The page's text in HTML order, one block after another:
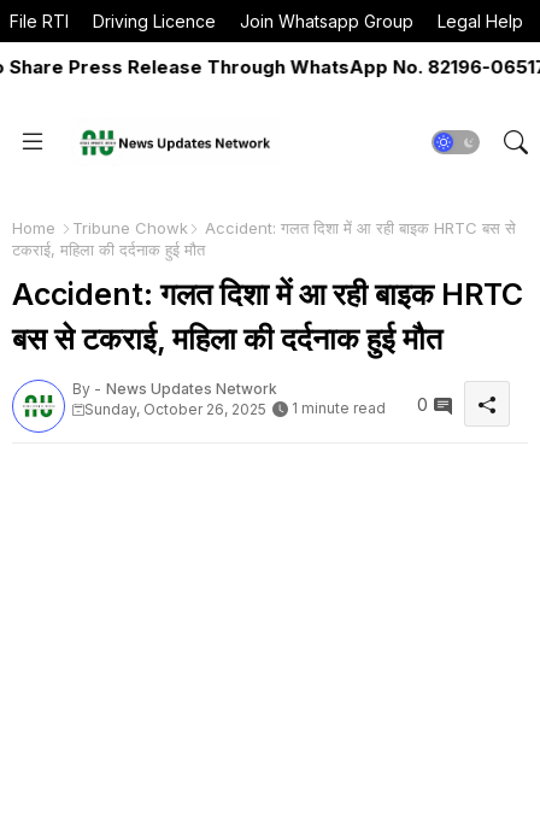
File RTI Driving Licence Join Whatsapp Group Legal Help
Release Through WhatsApp No. 82196-06517 Or
Home Tribune Chowk
Accident: गलत दिशा में आ रही बाइक HRTC बस से
टकराई, महिला की दर्दनाक हुई मौत
Accident: गलत दिशा में आ रही बाइक HRTC
बस से टकराई, महिला की दर्दनाक हुई मौत
By - News Updates Network
Sunday, October 26, 2025
1 minute read 0